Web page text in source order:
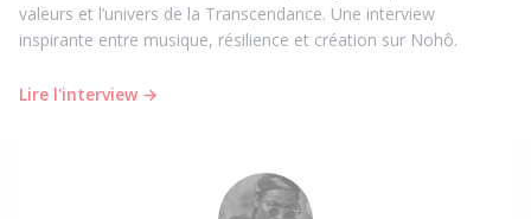
valeurs et l’univers de la Transcendance. Une interview
inspirante entre musique, résilience et création sur Nohô.
Lire l'interview →